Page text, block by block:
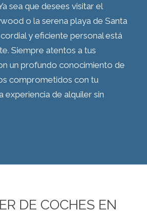
sea que desees visitar el
o la serena playa de Santa
y eficiente personal está
Siempre atentos a tus
un profundo conocimiento de
comprometidos con tu
experiencia de alquiler sin
DE COCHES EN